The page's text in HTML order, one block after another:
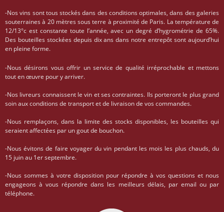
-Nos vins sont tous stockés dans des conditions optimales, dans des galeries
souterraines à 20 mètres sous terre à proximité de Paris. La température de
12/13°c est constante toute l’année, avec un degré d’hygrométrie de 65%.
Des bouteilles stockées depuis dix ans dans notre entrepôt sont aujourd’hui
en pleine forme.
-Nous désirons vous offrir un service de qualité irréprochable et mettons
tout en œuvre pour y arriver.
-Nos livreurs connaissent le vin et ses contraintes. Ils porteront le plus grand
soin aux conditions de transport et de livraison de vos commandes.
-Nous remplaçons, dans la limite des stocks disponibles, les bouteilles qui
seraient affectées par un gout de bouchon.
-Nous évitons de faire voyager du vin pendant les mois les plus chauds, du
15 juin au 1er septembre.
-Nous sommes à votre disposition pour répondre à vos questions et nous
engageons à vous répondre dans les meilleurs délais, par email ou par
téléphone.